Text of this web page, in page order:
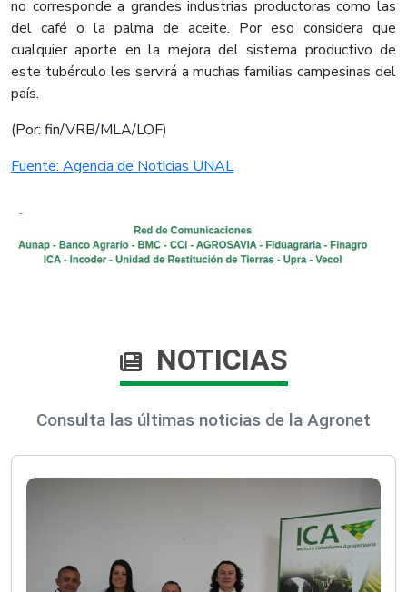
no corresponde a grandes industrias productoras como las
del café o la palma de aceite. Por eso considera que
cualquier aporte en la mejora del sistema productivo de
este tubérculo les servirá a muchas familias campesinas del
país.
(Por: fin/VRB/MLA/LOF)
Fuente: Agencia de Noticias UNAL
NOTICIAS
Consulta las últimas noticias de la Agronet